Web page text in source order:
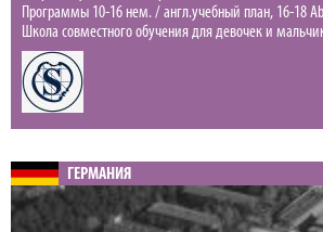
Программы 10-16 нем. / англ.учебный план, 16-18
Школа совместного обучения для девочек и
ГЕРМАНИЯ